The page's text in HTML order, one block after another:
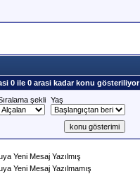
0 ile 0 arasi kadar konu gösteriliyor
şekli Yaş
Yeni Mesaj Yazılmış
Yeni Mesaj Yazılmamış